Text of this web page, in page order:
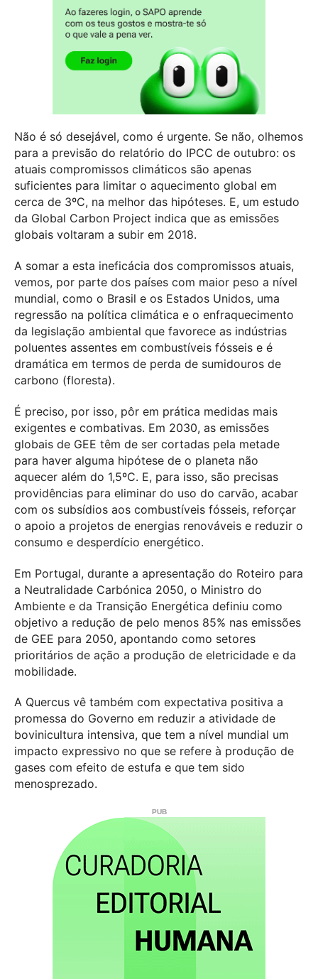
Não é só desejável, como é urgente. Se não, olhemos
para a previsão do relatório do IPCC de outubro: os
atuais compromissos climáticos são apenas
suficientes para limitar o aquecimento global em
cerca de 3ºC, na melhor das hipóteses. E, um estudo
da Global Carbon Project indica que as emissões
globais voltaram a subir em 2018.
A somar a esta ineficácia dos compromissos atuais,
vemos, por parte dos países com maior peso a nível
mundial, como o Brasil e os Estados Unidos, uma
regressão na política climática e o enfraquecimento
da legislação ambiental que favorece as indústrias
poluentes assentes em combustíveis fósseis e é
dramática em termos de perda de sumidouros de
carbono (floresta).
É preciso, por isso, pôr em prática medidas mais
exigentes e combativas. Em 2030, as emissões
globais de GEE têm de ser cortadas pela metade
para haver alguma hipótese de o planeta não
aquecer além do 1,5ºC. E, para isso, são precisas
providências para eliminar do uso do carvão, acabar
com os subsídios aos combustíveis fósseis, reforçar
o apoio a projetos de energias renováveis e reduzir o
consumo e desperdício energético.
Em Portugal, durante a apresentação do Roteiro para
a Neutralidade Carbónica 2050, o Ministro do
Ambiente e da Transição Energética definiu como
objetivo a redução de pelo menos 85% nas emissões
de GEE para 2050, apontando como setores
prioritários de ação a produção de eletricidade e da
mobilidade.
A Quercus vê também com expectativa positiva a
promessa do Governo em reduzir a atividade de
bovinicultura intensiva, que tem a nível mundial um
impacto expressivo no que se refere à produção de
gases com efeito de estufa e que tem sido
menosprezado.